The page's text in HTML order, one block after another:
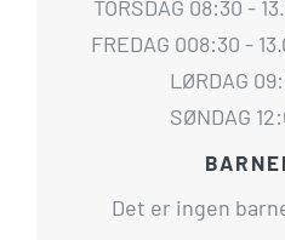
TORSDAG 08:30 -
FREDAG 008:30 -
LØRDAG
SØNDAG
Det er ingen